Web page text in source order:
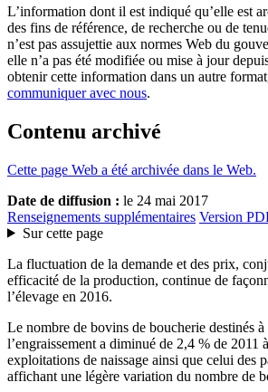
L’information dont il est indiqué qu’elle est
des fins de référence, de recherche ou de
n’est pas assujettie aux normes Web du
elle n’a pas été modifiée ou mise à jour
obtenir cette information dans un autre
communiquer avec nous.
Contenu archivé
Cette page Web a été archivée dans le Web.
Date de diffusion : le 24 mai 2017
Renseignements supplémentaires Version
Sur cette page
La fluctuation de la demande et des prix,
efficacité de la production, continue de
l’élevage en 2016.
Le nombre de bovins de boucherie destinés
l’engraissement a diminué de 2,4 % de 2011
exploitations de naissage ainsi que celui des
affichant une légère variation du nombre de